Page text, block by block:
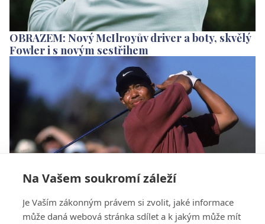
Na Vašem soukromí záleží
Je Vaším zákonným právem si zvolit, jaké informace
může daná webová stránka sdílet a k jakým může mít
OBRAZEM: Nový McIlroyův driver a boty, skvělý
Fowler i s novým sestřihem
Tigerův rekord? Takový hráč přichází jednou za
život, tvrdí McIlroy